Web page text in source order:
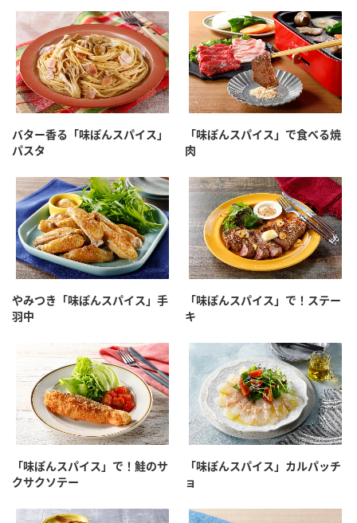
業務用サイト ミツカングループについて 製造所固有記号一覧
バター香る「味ぽんスパイス」
パスタ
「味ぽんスパイス」で食べる焼
肉
やみつき「味ぽんスパイス」手
羽中
「味ぽんスパイス」で！ステー
キ
「味ぽんスパイス」で！鮭のサ
クサクソテー
「味ぽんスパイス」カルパッチ
ョ